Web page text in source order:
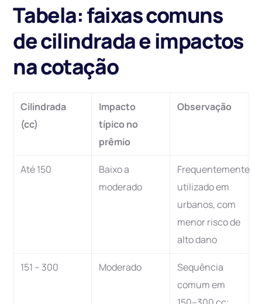
Tabela: faixas comuns
de cilindrada e impactos
na cotação
Cilindrada
(cc)
Impacto
típico no
prêmio
Observação
Até 150
Baixo a
moderado
Frequentemente
utilizado em
urbanos, com
menor risco de
alto dano
151 – 300 Moderado
Sequência
comum em